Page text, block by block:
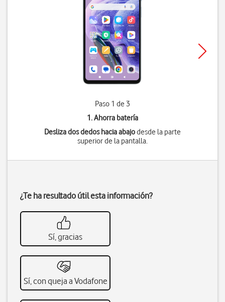
Paso 1 de 3
1. Ahorra batería
Desliza dos dedos hacia abajodesde la parte
superior de la pantalla.
¿Te ha resultado útil esta información?
Sí, gracias
Sí, con queja a Vodafone